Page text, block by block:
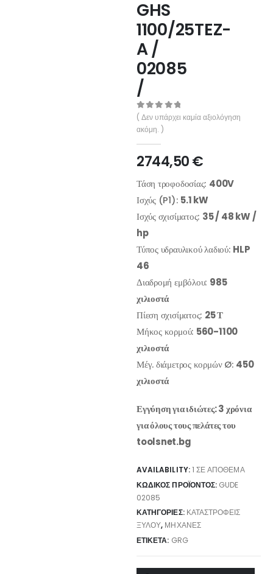
GHS
1100/25TEZ-
A /
02085
/
0out of 5
( Δεν υπάρχει καμία αξιολόγηση
ακόμη. )
2744,50€
Τάση τροφοδοσίας: 400V
Ισχύς (P1): 5.1 kW
Ισχύς σχισίματος: 35 / 48 kW /
hp
Τύπος υδραυλικού λαδιού: HLP
46
Διαδρομή εμβόλου: 985
χιλιοστά
Πίεση σχισίματος: 25 Τ
Μήκος κορμού: 560-1100
χιλιοστά
Μέγ. διάμετρος κορμών Ø: 450
χιλιοστά
Εγγύηση για ιδιώτες: 3 χρόνια
για όλους τους πελάτες του
toolsnet.bg
AVAILABILITY:1 ΣΕ ΑΠΌΘΕΜΑ
ΚΩΔΙΚΌΣ ΠΡΟΪΌΝΤΟΣ: GUDE
02085
ΚΑΤΗΓΟΡΊΕΣ: ΚΑΤΑΣΤΡΟΦΕΊΣ
ΞΎΛΟΥ, ΜΗΧΑΝΈΣ
ΕΤΙΚΈΤΑ: GRG